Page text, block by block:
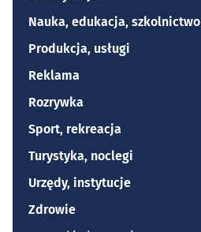
Nauka, edukacja, szkolnictwo
Produkcja, usługi
Reklama
Rozrywka
Sport, rekreacja
Turystyka, noclegi
Urzędy, instytucje
Zdrowie